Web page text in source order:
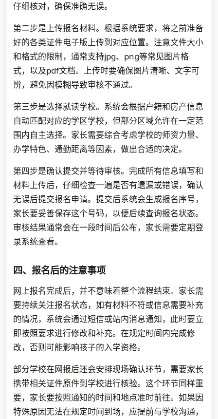
仔细核对，确保准确无误。
第二步是上传报名材料。根据系统要求，将之前准备
好的各类证件电子版上传到对应位置。注意文件大小
和格式的限制，通常支持jpg、png等常见图片格
式，以及pdf文档。上传时要确保图片清晰、文字可
辨，避免因模糊导致审核不通过。
第三步是选择就读学校。系统会根据户籍和房产信息
自动匹配对应的学区学校，但部分区域允许在一定范
围内自主选择。家长需要综合考虑学校的师资力量、
办学特色、通勤距离等因素，做出合适的决定。
第四步是确认提交并等待审核。完成所有信息填写和
材料上传后，仔细检查一遍是否有遗漏或错误，确认
无误后提交报名申请。提交后系统会生成报名序号，
家长要妥善保存这个号码，以便后续查询报名状态。
审核结果通常会在一段时间后公布，家长需要定期登
录系统查看。
四、报名后的注意事项
网上报名完成后，并不意味着整个流程结束。家长需
要持续关注报名状态，如有材料不符或信息需要补充
的情况，系统会通过短信或站内消息通知，此时要立
即按照要求进行修改和补充。在规定时间内完成修
改，否则可能影响孩子的入学资格。
部分学校在网报后还会安排现场确认环节，需要家长
携带相关证件原件到学校进行核验。这个环节同样重
要，家长要按照通知的时间和地点准时前往。如果因
特殊原因无法在规定时间到场，应提前与学校沟通，